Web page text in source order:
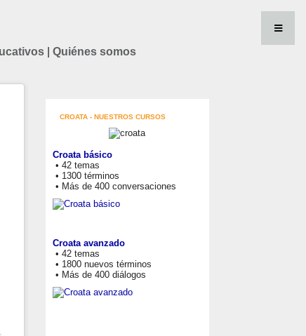
Quiénes somos
CROATA - NUESTROS CURSOS
Croata básico
• 42 temas
• 1300 términos
• Más de 400 conversaciones
Croata avanzado
• 42 temas
• 1800 nuevos términos
• Más de 400 diálogos